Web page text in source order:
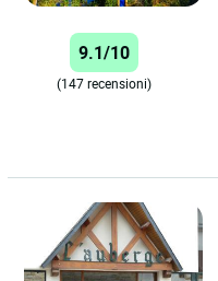
9.1/10
(147 recensioni)